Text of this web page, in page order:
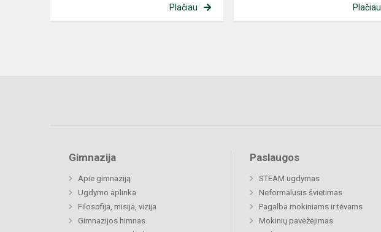
Plačiau Plačiau
Gimnazija
Apie gimnaziją
Ugdymo aplinka
Filosofija, misija, vizija
Gimnazijos himnas
Paslaugos
STEAM ugdymas
Neformalusis švietimas
Pagalba mokiniams ir tėvams
Mokinių pavėžėjimas